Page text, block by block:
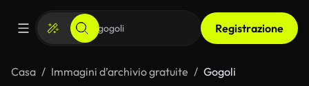
Registrazione
Casa Immagini d’archivio gratuite Gogoli